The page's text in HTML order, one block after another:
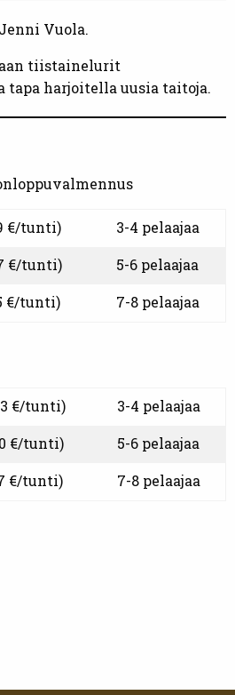
Vuola.
tiistainelurit
tapa harjoitella uusia taitoja.
€/tunti)
3-4 pelaajaa
€/tunti)
5-6 pelaajaa
€/tunti)
7-8 pelaajaa
€/tunti)
3-4 pelaajaa
€/tunti)
5-6 pelaajaa
€/tunti) 7-8 pelaajaa